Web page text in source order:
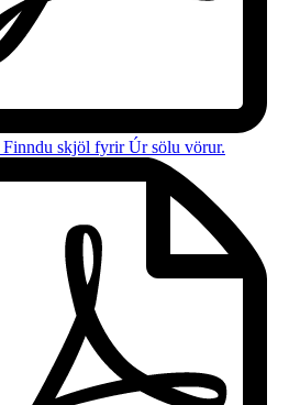
Finndu skjöl fyrirÚr sölu vörur.